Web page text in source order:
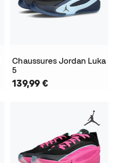
Chaussures Jordan Luka
5
139,99 €